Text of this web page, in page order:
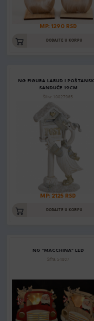
MP: 1290 RSD
DODAJTE U KORPU
NG FIGURA LABUD I
SANDUČE 19CM
Šifra: 10027965
MP: 2125 RSD
DODAJTE U KORPU
NG "MACCHINA" LED
Šifra: 54807